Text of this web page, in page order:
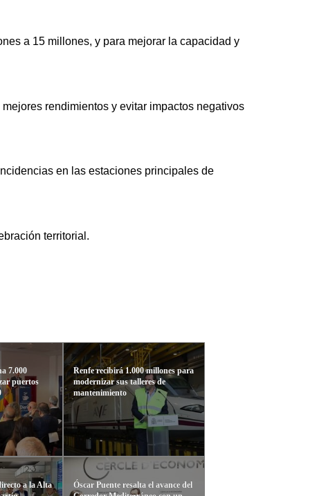
a 15 millones, y para mejorar la capacidad y
rendimientos y evitar impactos negativos
en las estaciones principales de
territorial.
7.000
puertos
a la Alta
Renfe recibirá 1.000 millones para
modernizar sus talleres de
mantenimiento
Óscar Puente resalta el avance del